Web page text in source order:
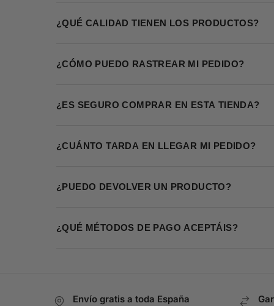
¿QUÉ CALIDAD TIENEN LOS PRODUCTOS?
¿CÓMO PUEDO RASTREAR MI PEDIDO?
¿ES SEGURO COMPRAR EN ESTA TIENDA?
¿CUÁNTO TARDA EN LLEGAR MI PEDIDO?
¿PUEDO DEVOLVER UN PRODUCTO?
¿QUÉ MÉTODOS DE PAGO ACEPTÁIS?
Envío gratis a toda España